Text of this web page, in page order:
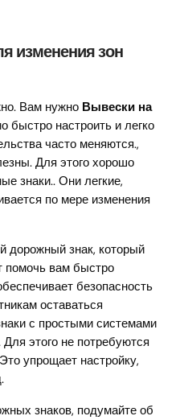
изменения зон
Вам нужно Вывески на
быстро настроить и легко
часто меняются.,
Для этого хорошо
знаки.. Они легкие,
по мере изменения
дорожный знак, который
помочь вам быстро
безопасность
оставаться
с простыми системами
этого не потребуются
упрощает настройку,
знаков, подумайте об